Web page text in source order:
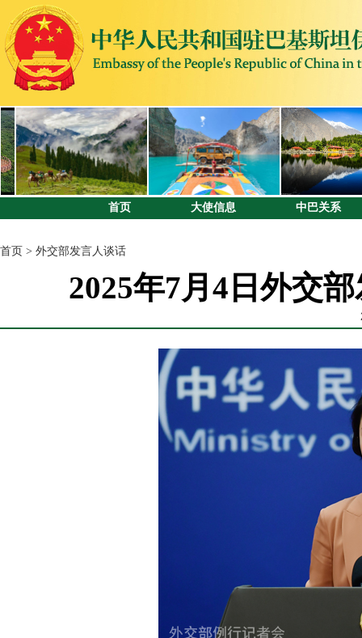
首页 大使信息 中巴关系
首页 > 外交部发言人谈话
2025年7月4日外交